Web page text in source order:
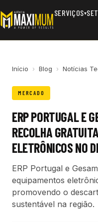
SERVIÇOS▾
Início › Blog › Notícias
MERCADO
ERP PORTUGAL E
RECOLHA
ELETRÔNICOS NO
ERP Portugal e
equipamentos
promovendo o
sustentável na região.